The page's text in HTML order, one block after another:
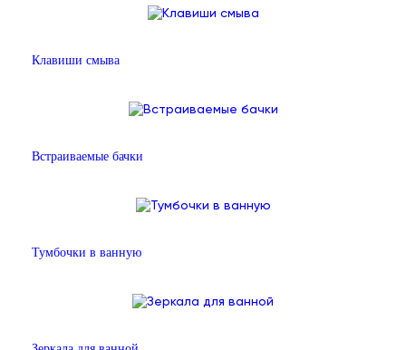
Клавиши смыва
Встраиваемые бачки
Тумбочки в ванную